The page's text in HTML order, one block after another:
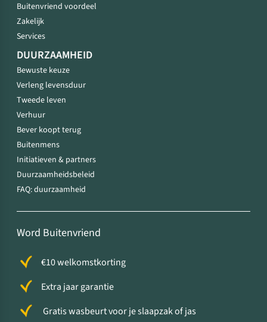
Buitenvriend voordeel
Zakelijk
Services
DUURZAAMHEID
Bewuste keuze
Verleng levensduur
Tweede leven
Verhuur
Bever koopt terug
Buitenmens
Initiatieven & partners
Duurzaamheidsbeleid
FAQ: duurzaamheid
Word Buitenvriend
€10 welkomstkorting
Extra jaar garantie
Gratis wasbeurt voor je slaapzak of jas